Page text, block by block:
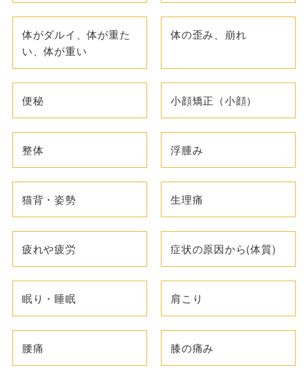
体がダルイ、体が重た
い、体が重い
体の歪み、崩れ
便秘 小顔矯正（小顔）
整体 浮腫み
猫背・姿勢 生理痛
疲れや疲労 症状の原因から(体質)
眠り・睡眠 肩こり
腰痛 膝の痛み